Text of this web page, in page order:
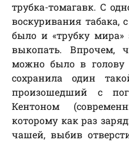
трубка-томагавк. С
воскуривания табака,
было и «трубку мира»
выкопать. Впрочем,
можно было в голову
сохранила один
произошедший с
Кентоном
которому как раз
чашей, выбив